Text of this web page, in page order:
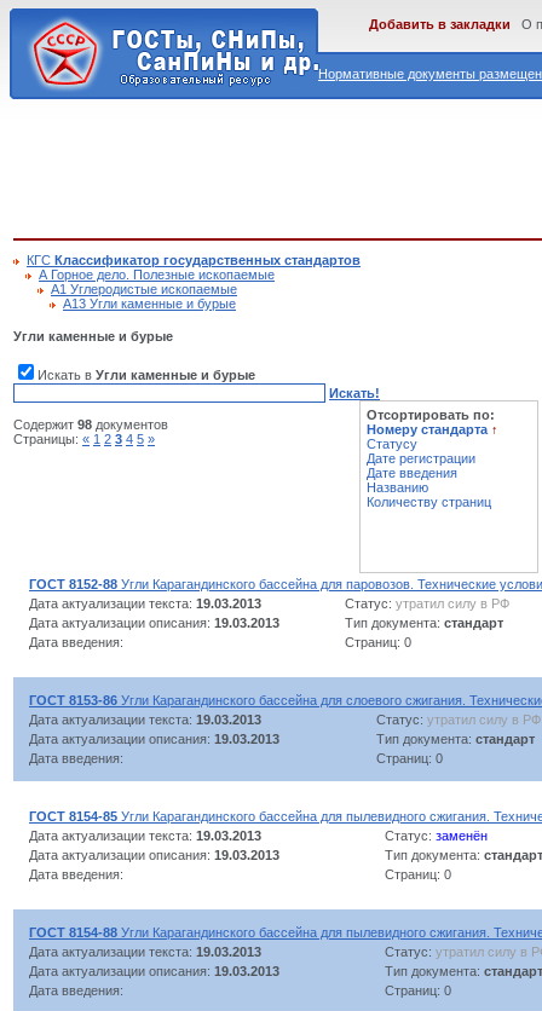
Нормативные документы
Добавить в закладки О
КГС Классификатор государственных стандартов
А Горное дело. Полезные ископаемые
А1 Углеродистые ископаемые
А13 Угли каменные и бурые
Угли каменные и бурые
Искать в Угли каменные и бурые
Искать!
Содержит 98 документов
Страницы: « 1 2 3 4 5 »
Отсортировать по:
Номеру стандарта ↑
Статусу
Дате регистрации
Дате введения
Названию
Количеству страниц
ГОСТ 8152-88 Угли Карагандинского бассейна для паровозов. Технические
Дата актуализации текста: 19.03.2013 Статус: утратил силу в РФ
Дата актуализации описания: 19.03.2013 Тип документа: стандарт
Дата введения:
Страниц: 0
ГОСТ 8153-86 Угли Карагандинского бассейна для слоевого сжигания.
Дата актуализации текста: 19.03.2013 Статус: утратил силу в РФ
Дата актуализации описания: 19.03.2013 Тип документа: стандарт
Дата введения:
Страниц: 0
ГОСТ 8154-85 Угли Карагандинского бассейна для пылевидного сжигания.
Дата актуализации текста: 19.03.2013 Статус: заменён
Дата актуализации описания: 19.03.2013 Тип документа: стандарт
Дата введения:
Страниц: 0
ГОСТ 8154-88 Угли Карагандинского бассейна для пылевидного сжигания.
Дата актуализации текста: 19.03.2013 Статус: утратил силу в
Дата актуализации описания: 19.03.2013 Тип документа: стандарт
Дата введения:
Страниц: 0